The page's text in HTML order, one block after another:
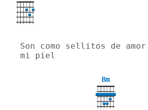
X
Son como sellitos de amor
mi piel
Bm